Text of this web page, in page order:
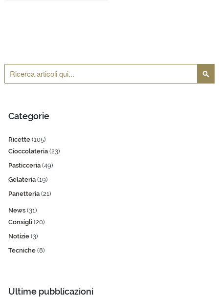
Cerca
Cerca
Categorie
Ricette (105)
Cioccolateria (23)
Pasticceria (49)
Gelateria (19)
Panetteria (21)
News (31)
Consigli (20)
Notizie (3)
Tecniche (8)
Ultime pubblicazioni